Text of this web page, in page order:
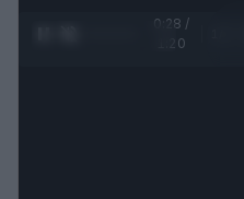
0:28 /
1:20